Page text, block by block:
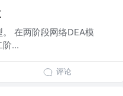
在两阶段网络DEA模
阶...
评论